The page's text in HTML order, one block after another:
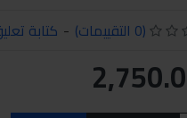
(0 التقييمات) - كتابة